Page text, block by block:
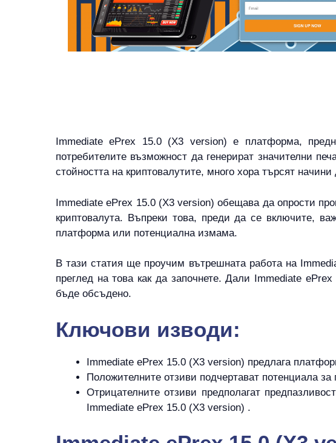
Immediate ePrex 15.0 (X3 version) е платформа,
потребителите възможност да генерират значителни
стойността на криптовалутите, много хора търсят
Immediate ePrex 15.0 (X3 version) обещава да опрости
криптовалута. Въпреки това, преди да се включите,
платформа или потенциална измама.
В тази статия ще проучим вътрешната работа на
преглед на това как да започнете. Дали Immediate
бъде обсъдено.
Ключови изводи:
Immediate ePrex 15.0 (X3 version) предлага
Положителните отзиви подчертават потенциала
Отрицателните отзиви предполагат
Immediate ePrex 15.0 (X3 version) .